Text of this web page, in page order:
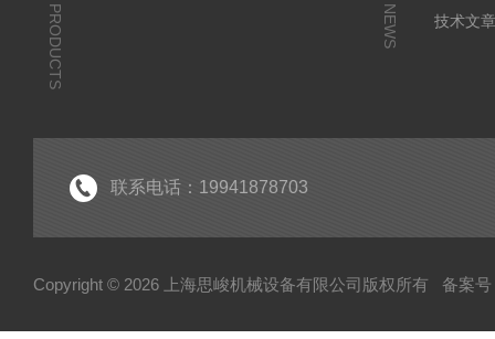
PRODUCTS NEWS
技术文
联系电话：19941878703
Copyright © 2026 上海思峻机械设备有限公司版权所有 备案号